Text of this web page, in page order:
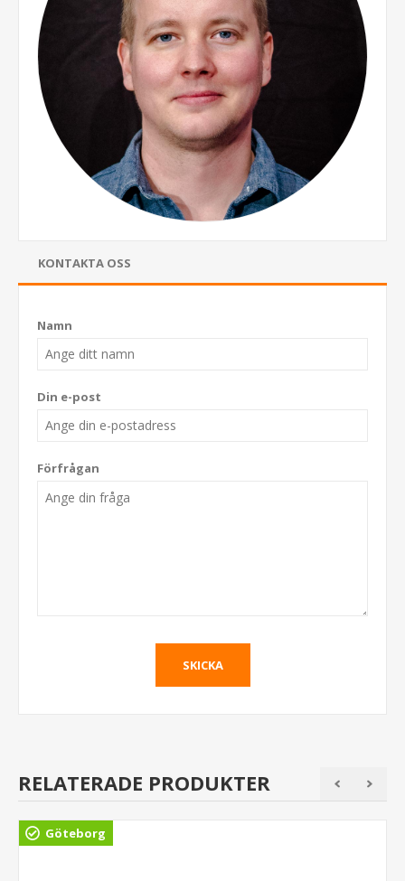
KONTAKTA OSS
Namn
Din e-post
Förfrågan
RELATERADE PRODUKTER
Göteborg